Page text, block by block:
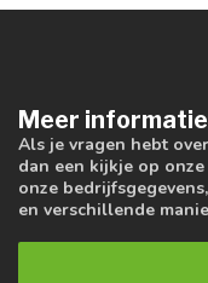
Meer informatie
Als je vragen hebt
dan een kijkje op
onze
en verschillende